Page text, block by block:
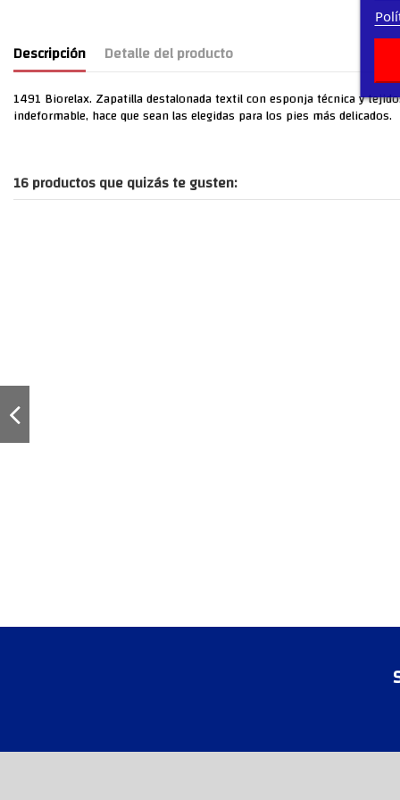
Descripción Detalle del producto
1491 Biorelax. Zapatilla destalonada textil con esponja técnica y
indeformable, hace que sean las elegidas para los pies más delicados.
16 productos que quizás te gusten: